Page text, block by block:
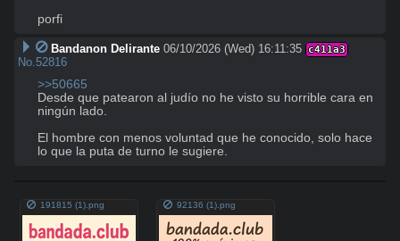
porfi
Bandanon Delirante 06/10/2026 (Wed) 16:11:35 c411a3
No.52816
>>50665
Desde que patearon al judío no he visto su horrible cara en
ningún lado.
El hombre con menos voluntad que he conocido, solo hace
lo que la puta de turno le sugiere.
191815 (1).png 92136 (1).png